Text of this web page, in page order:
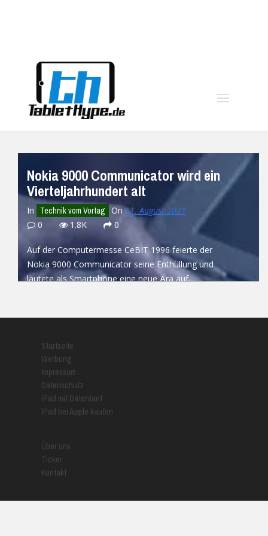
Nokia 9000 Communicator wird ein
Vierteljahrhundert alt
In Technik vom Vortag On11. August 2021
0
1.8K 0
Auf der Computermesse CeBIT 1996 feierte der
Nokia 9000 Communicator seine Enthüllung und
läutete als Smartphone eine neue Ära auf...
Startseite
Werbung
Impressum
Datenschutz
iPad mit Datentarif
iPad bei Apple kaufen
Über uns
Ticker
Kontakt